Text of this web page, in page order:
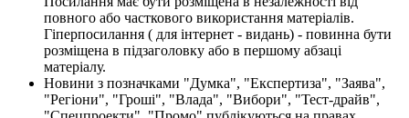
повного або часткового використання матеріалів.
Гіперпосилання ( для інтернет - видань) - повинна бути
розміщена в підзаголовку або в першому абзаці
матеріалу.
Новини з позначками "Думка", "Експертиза", "Заява",
"Регіони", "Гроші", "Влада", "Вибори", "Тест-драйв",